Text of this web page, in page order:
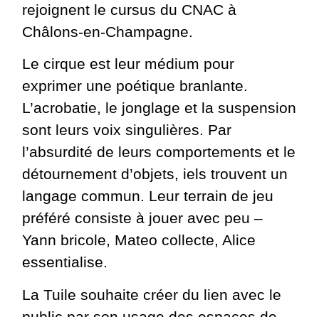
rejoignent le cursus du CNAC à
Châlons-en-Champagne.
Le cirque est leur médium pour
exprimer une poétique branlante.
L’acrobatie, le jonglage et la suspension
sont leurs voix singulières. Par
l’absurdité de leurs comportements et le
détournement d’objets, iels trouvent un
langage commun. Leur terrain de jeu
préféré consiste à jouer avec peu –
Yann bricole, Mateo collecte, Alice
essentialise.
La Tuile souhaite créer du lien avec le